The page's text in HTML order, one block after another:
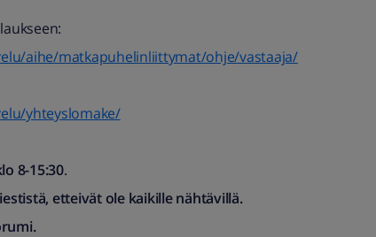
aihe/matkapuhelinliittymat/ohje/vastaaja/
yhteyslomake/
8-15:30.
etteivät ole kaikille nähtävillä.